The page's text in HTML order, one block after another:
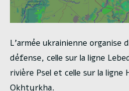
L’armée ukrainienne organise
défense, celle sur la ligne
rivière Psel et celle sur la ligne
Okhtyrkha.